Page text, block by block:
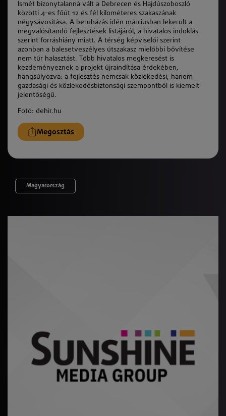
Ismét bizonytalanná vált a Debrecen és Hajdúszoboszló
közötti 4-es főút 12 és fél kilométeres szakaszának
négysávosítása. A beruházás idén márciusban lekerült a
megvalósítandó fejlesztések listájáról, a hivatalos indoklás
szerint forráshiány miatt. A térség képviselői szerint
azonban a balesetveszélyes útszakasz mielőbbi bővítése
nem tűr halasztást. Több hivatalos megkeresést is
kezdeményeznek a projekt újraindítása érdekében,
hangsúlyozva: a fejlesztés nemcsak közlekedési, hanem
gazdasági és közlekedésbiztonsági szempontból is kiemelt
jelentőségű.
Fotó: dehir.hu
Megosztás
Magyarország